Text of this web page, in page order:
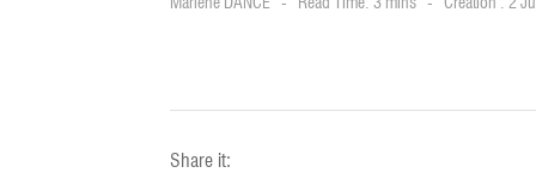
Share it: